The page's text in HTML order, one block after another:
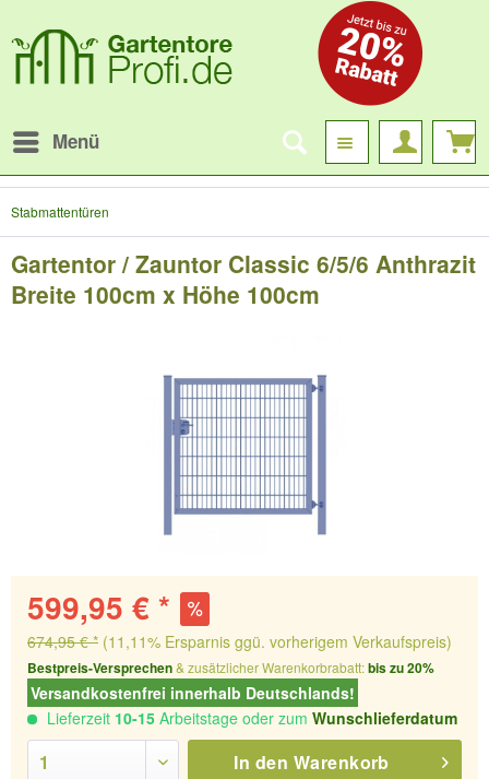
Menü
Stabmattentüren
Gartentor / Zauntor Classic 6/5/6 Anthrazit
Breite 100cm x Höhe 100cm
599,95 € *
674,95 € * (11,11% Ersparnis ggü. vorherigem Verkaufspreis)
Bestpreis-Versprechen& zusätzlicher Warenkorbrabatt:bis zu 20%
Versandkostenfrei innerhalb Deutschlands!
Lieferzeit 10-15 Arbeitstage oder zum Wunschlieferdatum
In den Warenkorb